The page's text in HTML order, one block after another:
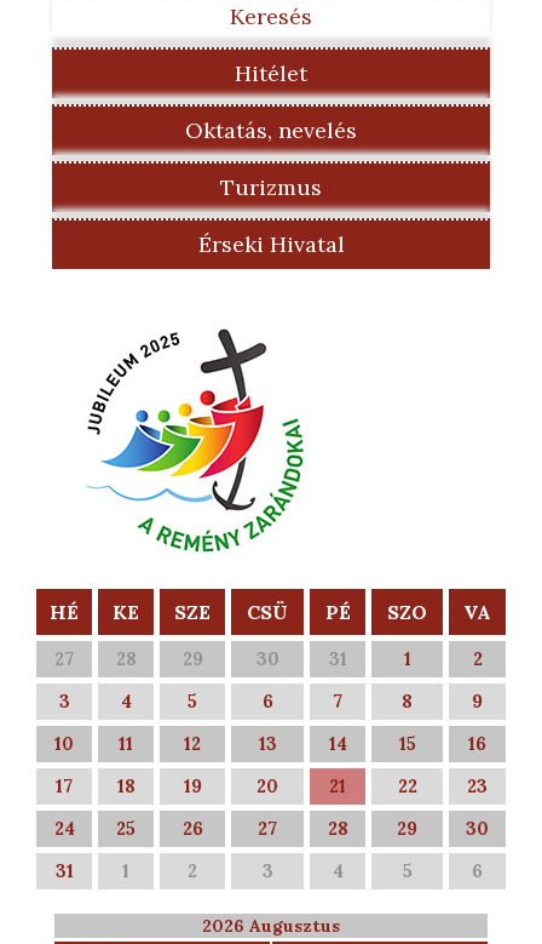
Keresés
Hitélet
Oktatás, nevelés
Turizmus
Érseki Hivatal
HÉ KE SZE CSÜ PÉ SZO VA
27 28 29 30 31 1
2
3
4 5 6 7 8
9
10
11 12 13 14 15
16
17
18 19 20 21 22
23
24
25 26 27 28 29
30
31
1 2 3 4 5 6
2026 Augusztus